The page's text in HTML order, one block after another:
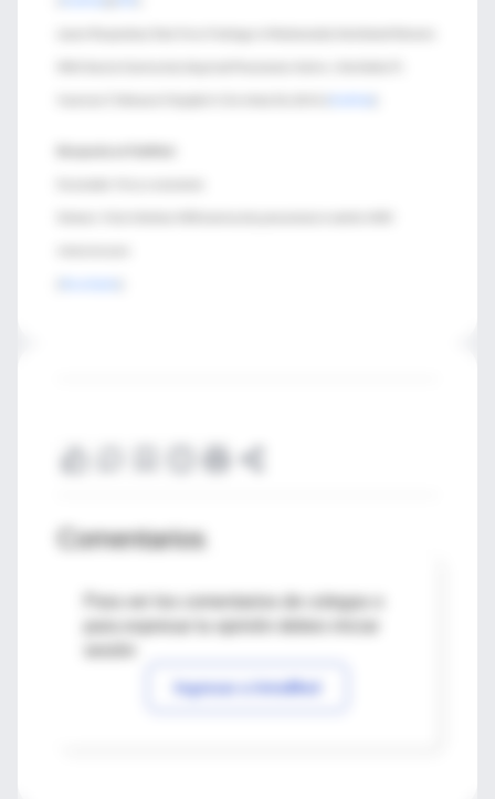
Comentarios
Para ver los comentarios de colegas o
Ingresar a IntraMed